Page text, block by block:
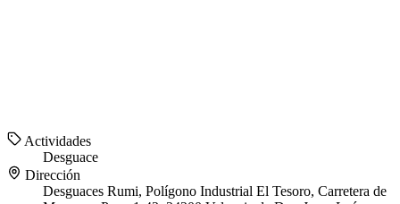
Actividades
Desguace
Dirección
Desguaces Rumi, Polígono Industrial El Tesoro, Carretera de